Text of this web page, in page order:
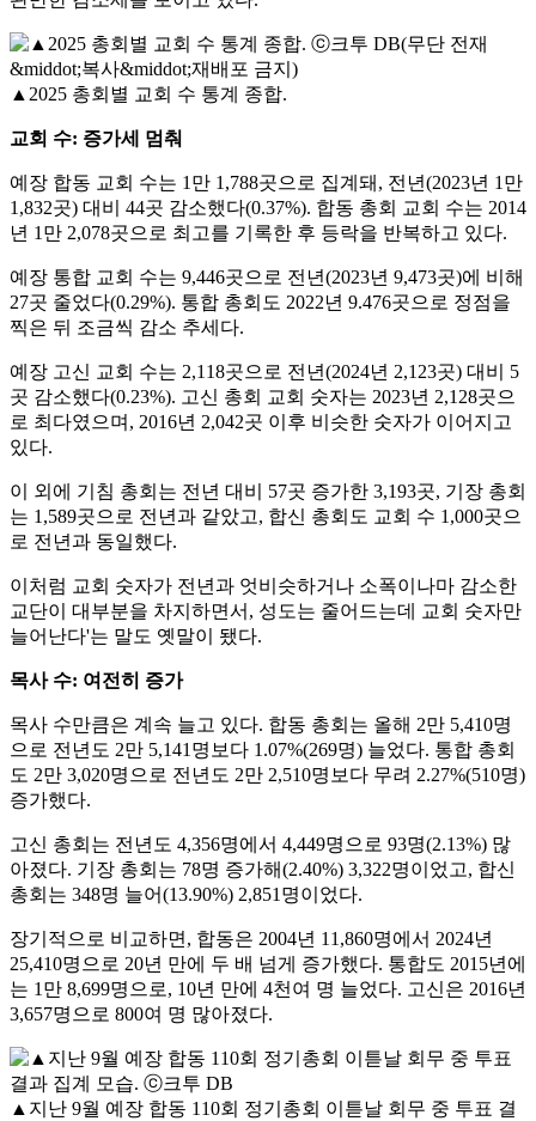
▲2025 총회별 교회 수 통계 종합.
교회 수: 증가세 멈춰
예장 합동 교회 수는 1만 1,788곳으로 집계돼, 전년(2023년 1만
1,832곳) 대비 44곳 감소했다(0.37%). 합동 총회 교회 수는 2014
년 1만 2,078곳으로 최고를 기록한 후 등락을 반복하고 있다.
예장 통합 교회 수는 9,446곳으로 전년(2023년 9,473곳)에 비해
27곳 줄었다(0.29%). 통합 총회도 2022년 9.476곳으로 정점을
찍은 뒤 조금씩 감소 추세다.
예장 고신 교회 수는 2,118곳으로 전년(2024년 2,123곳) 대비 5
곳 감소했다(0.23%). 고신 총회 교회 숫자는 2023년 2,128곳으
로 최다였으며, 2016년 2,042곳 이후 비슷한 숫자가 이어지고
있다.
이 외에 기침 총회는 전년 대비 57곳 증가한 3,193곳, 기장 총회
는 1,589곳으로 전년과 같았고, 합신 총회도 교회 수 1,000곳으
로 전년과 동일했다.
이처럼 교회 숫자가 전년과 엇비슷하거나 소폭이나마 감소한
교단이 대부분을 차지하면서, 성도는 줄어드는데 교회 숫자만
늘어난다'는 말도 옛말이 됐다.
목사 수: 여전히 증가
목사 수만큼은 계속 늘고 있다. 합동 총회는 올해 2만 5,410명
으로 전년도 2만 5,141명보다 1.07%(269명) 늘었다. 통합 총회
도 2만 3,020명으로 전년도 2만 2,510명보다 무려 2.27%(510명)
증가했다.
고신 총회는 전년도 4,356명에서 4,449명으로 93명(2.13%) 많
아졌다. 기장 총회는 78명 증가해(2.40%) 3,322명이었고, 합신
총회는 348명 늘어(13.90%) 2,851명이었다.
장기적으로 비교하면, 합동은 2004년 11,860명에서 2024년
25,410명으로 20년 만에 두 배 넘게 증가했다. 통합도 2015년에
는 1만 8,699명으로, 10년 만에 4천여 명 늘었다. 고신은 2016년
3,657명으로 800여 명 많아졌다.
▲지난 9월 예장 합동 110회 정기총회 이튿날 회무 중 투표 결